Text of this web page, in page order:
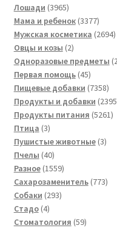
товар
Лошади 39653965
товаров
Мама и ребенок 33773377
Мужская косметика 2694
Овцы и козы 22
товара
Одноразовые предметы
Первая помощь 4545
товаров
Пищевые добавки 73587358
Продукты и добавки
Продукты питания 5261
Птица 33
товара
Пушистые животные 33
Пчелы 4040
товаров
Разное 15591559
товаров
Сахарозаменитель 773773
Собаки 293293
Стадо 44
товара
Стоматология 5959